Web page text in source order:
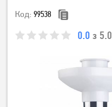
Код: 99538
0.0 з 5.0